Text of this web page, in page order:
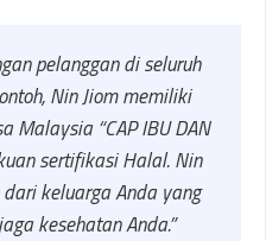
pelanggan di seluruh
Nin Jiom memiliki
Malaysia “CAP IBU DAN
sertifikasi Halal. Nin
keluarga Anda yang
kesehatan Anda.”